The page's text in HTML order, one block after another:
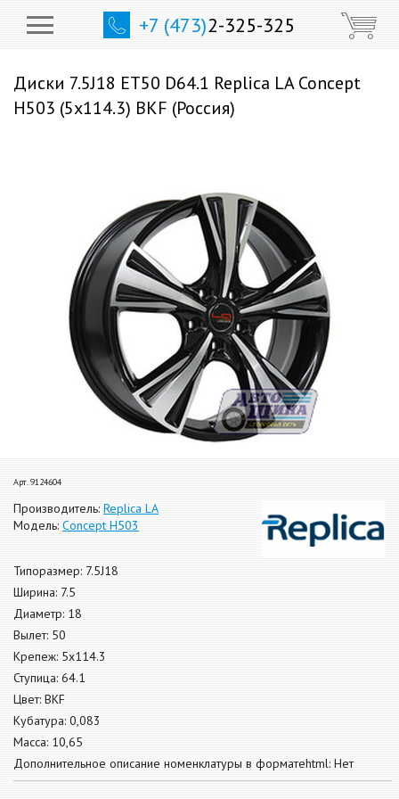
+7 (473)2-325-325
Диски 7.5J18 ET50 D64.1 Replica LA Concept
H503 (5x114.3) BKF (Россия)
Арт. 9124604
Производитель: Replica LA
Модель: Concept H503
Типоразмер: 7.5J18
Ширина: 7.5
Диаметр: 18
Вылет: 50
Крепеж: 5x114.3
Ступица: 64.1
Цвет: BKF
Кубатура: 0,083
Масса: 10,65
Дополнительное описание номенклатуры в форматеhtml: Нет